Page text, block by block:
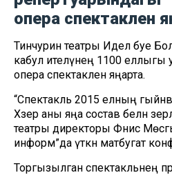
опера спектаклен
Тинчурин театры Идел буе
кабул ителүнең 1100 еллыгы
опера спектаклен яңарта.
“Спектакль 2015 елның
Хәзер аны яңа состав белән
театры директоры Фәнис
информ”да үткән матбугат
Торгызылган спектакльнең